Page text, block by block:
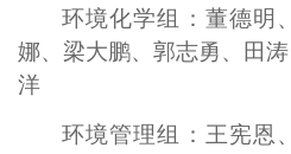
环境化学组：董德明
娜、梁大鹏、郭志勇、田
洋
环境管理组：王宪恩